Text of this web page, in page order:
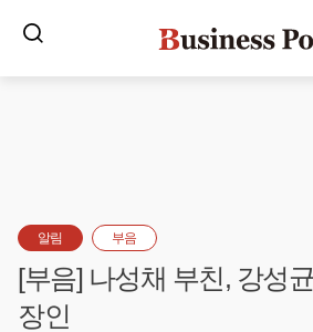
알림 부음
[부음] 나성채 부친, 강성
장인